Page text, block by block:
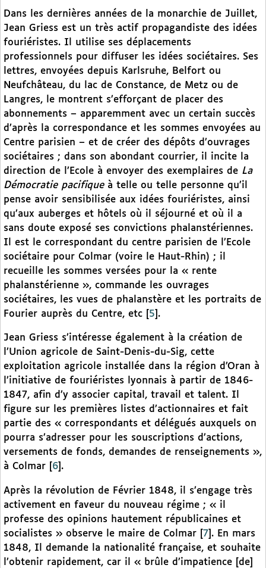
Dans les dernières années de la monarchie de Juillet,
Jean Griess est un très actif propagandiste des idées
fouriéristes. Il utilise ses déplacements
professionnels pour diffuser les idées sociétaires. Ses
lettres, envoyées depuis Karlsruhe, Belfort ou
Neufchâteau, du lac de Constance, de Metz ou de
Langres, le montrent s’efforçant de placer des
abonnements – apparemment avec un certain succès
d’après la correspondance et les sommes envoyées au
Centre parisien – et de créer des dépôts d’ouvrages
sociétaires ; dans son abondant courrier, il incite la
direction de l’Ecole à envoyer des exemplaires de La
Démocratie pacifiqueà telle ou telle personne qu’il
pense avoir sensibilisée aux idées fouriéristes, ainsi
qu’aux auberges et hôtels où il séjourné et où il a
sans doute exposé ses convictions phalanstériennes.
Il est le correspondant du centre parisien de l’Ecole
sociétaire pour Colmar (voire le Haut-Rhin) ; il
recueille les sommes versées pour la « rente
phalanstérienne », commande les ouvrages
sociétaires, les vues de phalanstère et les portraits de
Fourier auprès du Centre, etc
5 .
Jean Griess s’intéresse également à la création de
l’Union agricole de Saint-Denis-du-Sig, cette
exploitation agricole installée dans la région d’Oran à
l’initiative de fouriéristes lyonnais à partir de 1846-
1847, afin d’y associer capital, travail et talent. Il
figure sur les premières listes d’actionnaires et fait
partie des « correspondants et délégués auxquels on
pourra s’adresser pour les souscriptions d’actions,
versements de fonds, demandes de renseignements »,
à Colmar
6 .
Après la révolution de Février 1848, il s’engage très
activement en faveur du nouveau régime ; « il
professe des opinions hautement républicaines et
socialistes » observe le maire de Colmar
7 . En mars
1848, Il demande la nationalité française, et souhaite
l’obtenir rapidement, car il « brûle d’impatience [de]